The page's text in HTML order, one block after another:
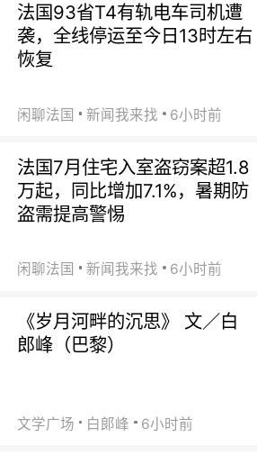
法国93省T4有轨电车司机遭
袭，全线停运至今日13时左右
恢复
闲聊法国 新闻我来找 6小时前
法国7月住宅入室盗窃案超1.8
万起，同比增加7.1%，暑期防
盗需提高警惕
闲聊法国 新闻我来找 6小时前
《岁月河畔的沉思》 文／白
郎峰（巴黎）
文学广场 白郞峰 6小时前